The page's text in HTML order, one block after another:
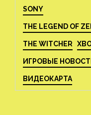
SONY
THE LEGEND OF
THE WITCHER
ИГРОВЫЕ
ВИДЕОКАРТА